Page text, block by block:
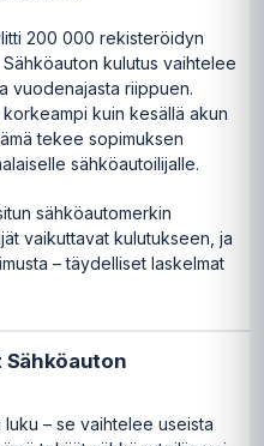
200 000 rekisteröidyn
kulutus vaihtelee
vuodenajasta riippuen.
kuin kesällä akun
tekee sopimuksen
sähköautoilijalle.
sähköautomerkin
vaikuttavat kulutukseen, ja
– täydelliset laskelmat
– se vaihtelee useista